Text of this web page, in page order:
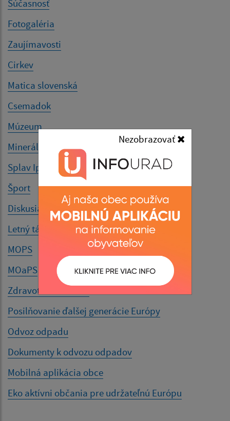
Nezobrazovať
Súčasnosť
Fotogaléria
Zaujímavosti
Cirkev
Matica slovenská
Csemadok
Múzeum
Minerálny prameň
Splav Ipľa
Šport
Diskusia
Letný tábor
MOPS
MOaPS
Zdravotné stredisko
Posilňovanie ďalšej generácie Európy
Odvoz odpadu
Dokumenty k odvozu odpadov
Mobilná aplikácia obce
Eko aktívni občania pre udržateľnú Európu